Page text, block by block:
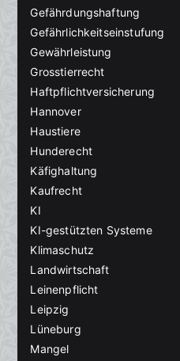
Gefährdungshaftung
Gefährlichkeitseinstufung
Gewährleistung
Grosstierrecht
Haftpflichtversicherung
Hannover
Haustiere
Hunderecht
Käfighaltung
Kaufrecht
KI
KI-gestützten Systeme
Klimaschutz
Landwirtschaft
Leinenpflicht
Leipzig
Lüneburg
Mangel